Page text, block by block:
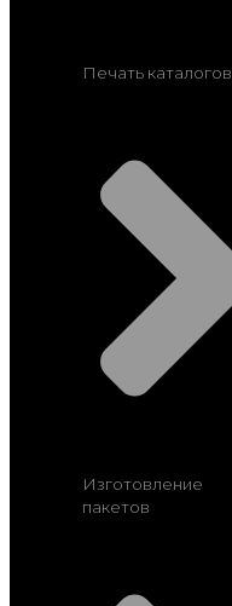
Печать каталогов
Изготовление
пакетов